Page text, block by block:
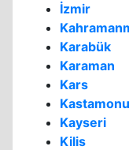
İzmir
Karabük
Karaman
Kars
Kastamonu
Kayseri
Kilis